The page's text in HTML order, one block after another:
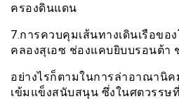
ครองดินแดน
7.การควบคุมเส้นทางเดินเรือขอ
คลองสุเอซ ช่องแคบยิบบรอนต้า
อย่างไรก็ตามในการล่าอาณานิ
เข้มแข็งสนับสนุน ซึ่งในศตวรรษ